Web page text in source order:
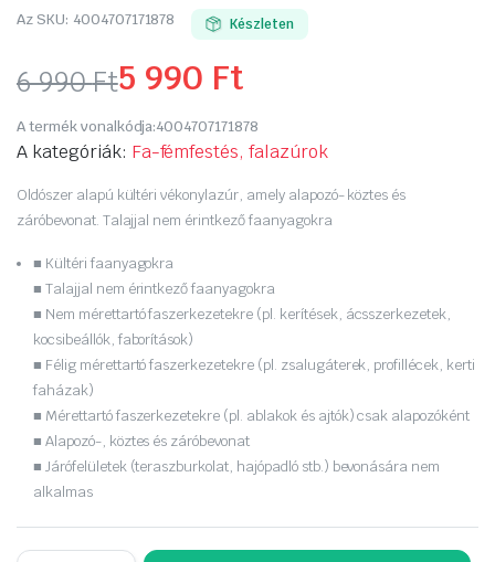
Az SKU: 4004707171878 Készleten
6 990Ft
Original
price
was:
990 Ft.
5 990 Ft
Current
price
is:
990 Ft.
A termék vonalkódja:4004707171878
A kategóriák: Fa-fémfestés, falazúrok
Oldószer alapú kültéri vékonylazúr, amely alapozó- köztes és
záróbevonat. Talajjal nem érintkező faanyagokra
■ Kültéri faanyagokra
■ Talajjal nem érintkező faanyagokra
■ Nem mérettartó faszerkezetekre (pl. kerítések, ácsszerkezetek,
kocsibeállók, faborítások)
■ Félig mérettartó faszerkezetekre (pl. zsalugáterek, profillécek, kerti
faházak)
■ Mérettartó faszerkezetekre (pl. ablakok és ajtók) csak alapozóként
■ Alapozó-, köztes és záróbevonat
■ Járófelületek (teraszburkolat, hajópadló stb.) bevonására nem
alkalmas